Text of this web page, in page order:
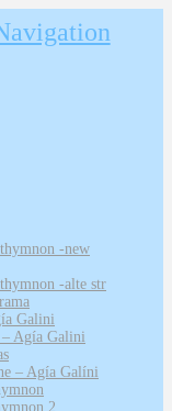
-new
-alte str
Galini
– Agía Galini
– Agía Galíni
2